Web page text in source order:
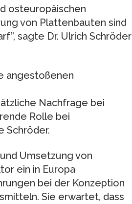
osteuropäischen
von Plattenbauten sind
sagte Dr. Ulrich Schröder
angestoßenen
Nachfrage bei
Rolle bei
Schröder.
Umsetzung von
ein in Europa
bei der Konzeption
Sie erwartet, dass